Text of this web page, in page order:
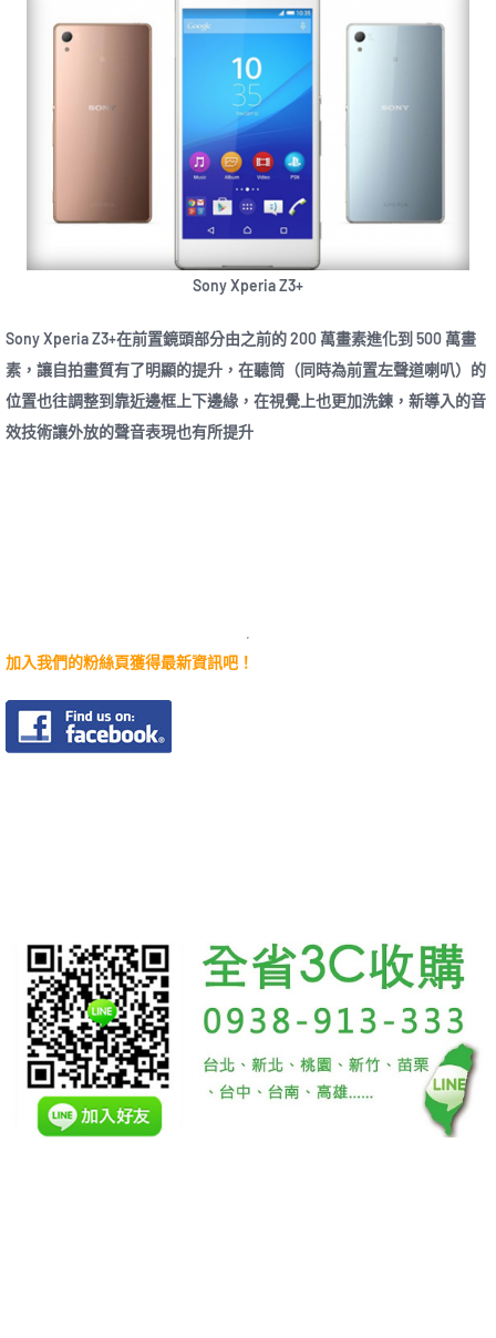
Sony Xperia Z3+
Sony Xperia Z3+在前置鏡頭部分由之前的 200 萬畫素進化到 500 萬畫
素，讓自拍畫質有了明顯的提升，在聽筒（同時為前置左聲道喇叭）的
位置也往調整到靠近邊框上下邊緣，在視覺上也更加洗鍊，新導入的音
效技術讓外放的聲音表現也有所提升
加入我們的粉絲頁獲得最新資訊吧！